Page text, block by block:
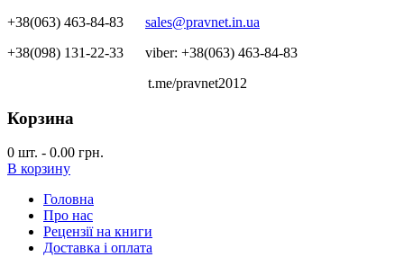
+38(063) 463-84-83 sales@pravnet.in.ua
+38(098) 131-22-33 viber: +38(063) 463-84-83
t.me/pravnet2012
Корзина
0 шт. - 0.00 грн.
В корзину
Головна
Про нас
Рецензії на книги
Доставка і оплата